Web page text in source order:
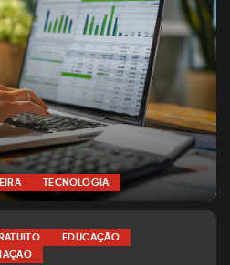
TECNOLOGIA
EDUCAÇÃO